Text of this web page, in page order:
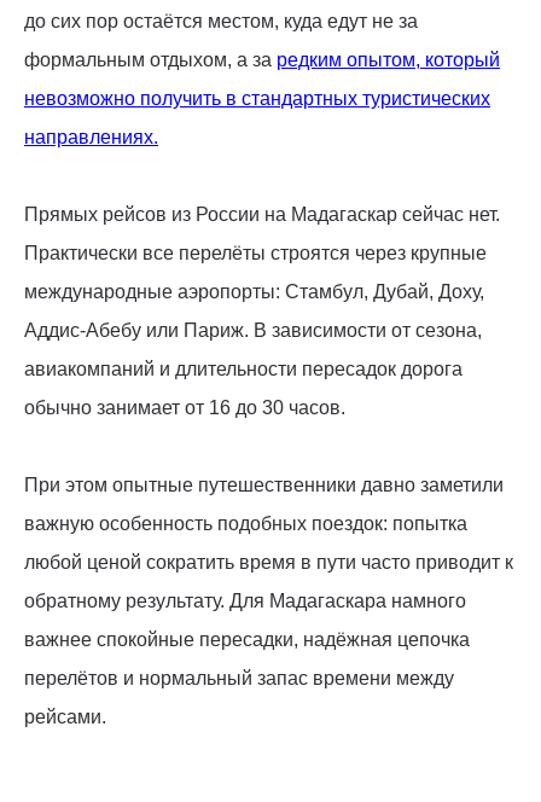
до сих пор остаётся местом, куда едут не за
формальным отдыхом, а за редким опытом, который
невозможно получить в стандартных туристических
направлениях.
Прямых рейсов из России на Мадагаскар сейчас нет.
Практически все перелёты строятся через крупные
международные аэропорты: Стамбул, Дубай, Доху,
Аддис-Абебу или Париж. В зависимости от сезона,
авиакомпаний и длительности пересадок дорога
обычно занимает от 16 до 30 часов.
При этом опытные путешественники давно заметили
важную особенность подобных поездок: попытка
любой ценой сократить время в пути часто приводит к
обратному результату. Для Мадагаскара намного
важнее спокойные пересадки, надёжная цепочка
перелётов и нормальный запас времени между
рейсами.